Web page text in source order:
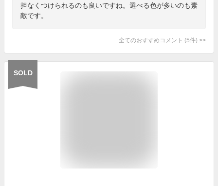
担なくつけられるのも良いですね。選べる色が多いのも素
敵です。
全てのおすすめコメント (5件) >
SOLD